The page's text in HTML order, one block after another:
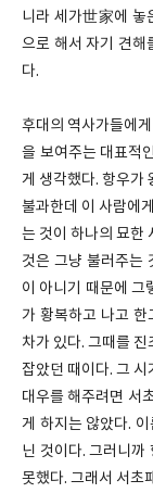
니라 세가世家에 놓
으로 해서 자기 견해
다.
후대의 역사가들에
을 보여주는 대표적
게 생각했다. 항우가
불과한데 이 사람에
는 것이 하나의 묘한
것은 그냥 불러주는
이 아니기 때문에 그
가 황복하고 나고
차가 있다. 그때를
잡았던 때이다. 그
대우를 해주려면 서
게 하지는 않았다.
닌 것이다. 그러니까
못했다. 그래서 서